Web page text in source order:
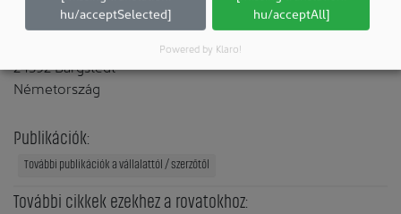
KB Peter Kesterke GmbH
24392 Bargstedt
Németország
Publikációk:
További publikációk a vállalattól / szerzőtől
További cikkek ezekhez a rovatokhoz:
hu/acceptSelected]
hu/acceptAll]
Powered by Klaro!